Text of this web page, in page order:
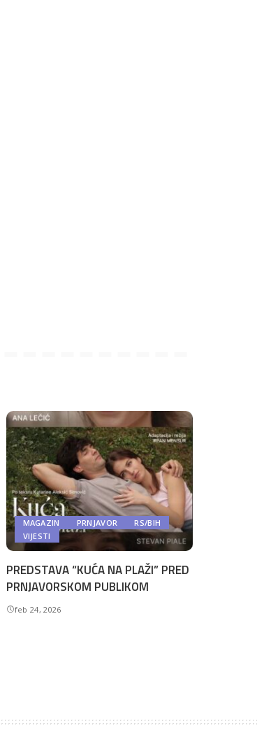
MAGAZIN PRNJAVOR
RS/BIH
VIJESTI
PREDSTAVA “KUĆA NA PLAŽI” PRED
PRNJAVORSKOM PUBLIKOM
feb 24, 2026